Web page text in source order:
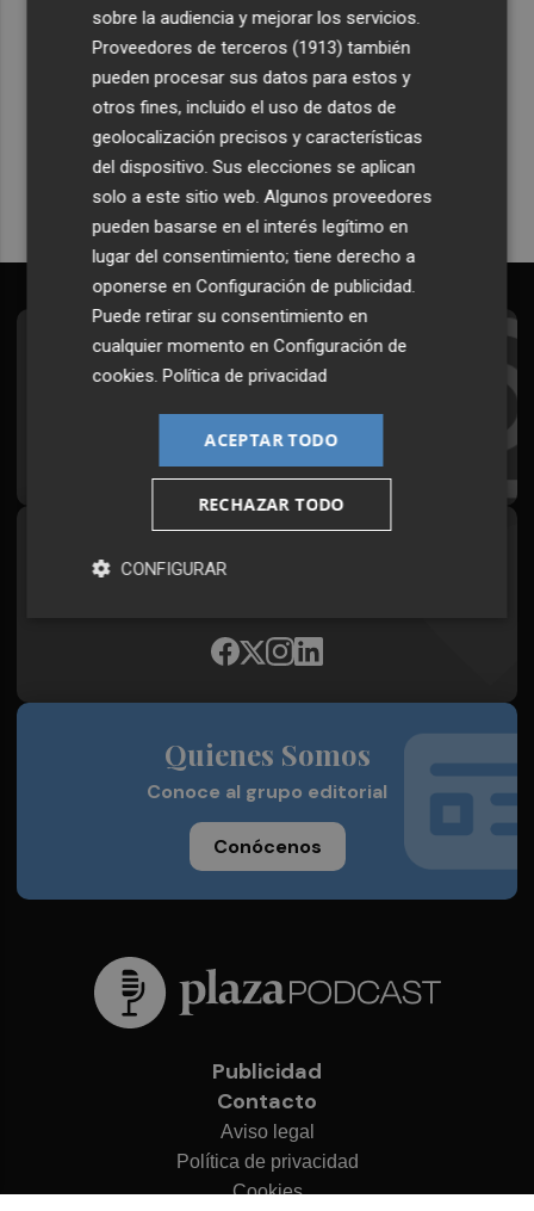
Recibe toda la actualidad de
Plaza Podcast en tu correo
Quiero suscribirme
Suscríbete al Boletín
¡Quiero suscribirme!
Síguenos en redes
Quienes Somos
Conoce al grupo editorial
Conócenos
Publicidad
Contacto
Aviso legal
Política de privacidad
Cookies
sobre la audiencia y mejorar los servicios.
Proveedores de terceros (1913) también
pueden procesar sus datos para estos y
otros fines, incluido el uso de datos de
geolocalización precisos y características
del dispositivo. Sus elecciones se aplican
solo a este sitio web. Algunos proveedores
pueden basarse en el interés legítimo en
lugar del consentimiento; tiene derecho a
oponerse enConfiguración de publicidad.
Puede retirar su consentimiento en
cualquier momento enConfiguración de
cookies.Política de privacidad
ACEPTAR TODO
RECHAZAR TODO
CONFIGURAR